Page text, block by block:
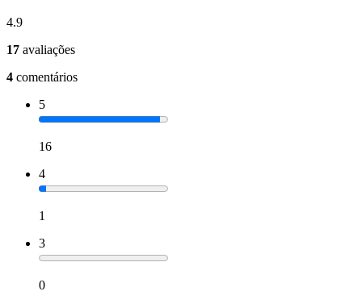
4.9
17 avaliações
4 comentários
5
16
4
1
3
0